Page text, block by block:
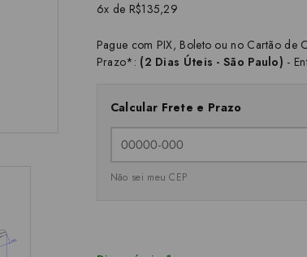
6x de R$135,29
Pague com PIX, Boleto ou no Cartão de
Prazo*: (2 Dias Úteis - São Paulo) -
Calcular Frete e Prazo
Não sei meu CEP